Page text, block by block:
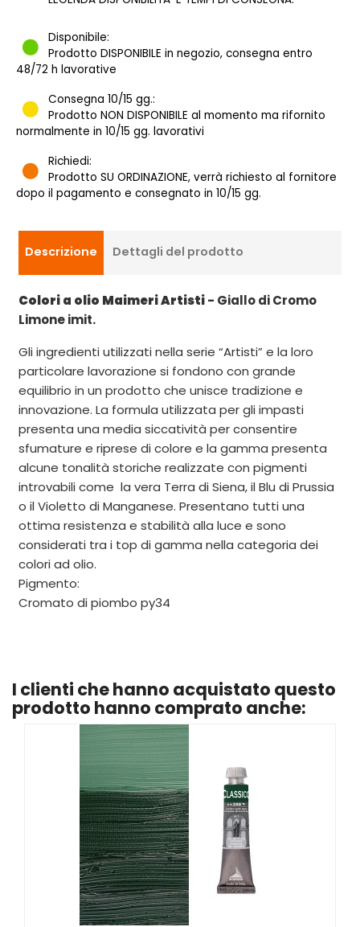
Disponibile:
Prodotto DISPONIBILE in negozio, consegna entro
48/72 h lavorative
Consegna 10/15 gg.:
Prodotto NON DISPONIBILE al momento ma rifornito
normalmente in 10/15 gg. lavorativi
Richiedi:
Prodotto SU ORDINAZIONE, verrà richiesto al fornitore
dopo il pagamento e consegnato in 10/15 gg.
Descrizione Dettagli del prodotto
Colori a olio Maimeri Artisti- Giallo di Cromo
Limone imit.
Gli ingredienti utilizzati nella serie “Artisti” e la loro
particolare lavorazione si fondono con grande
equilibrio in un prodotto che unisce tradizione e
innovazione. La formula utilizzata per gli impasti
presenta una media siccatività per consentire
sfumature e riprese di colore e la gamma presenta
alcune tonalità storiche realizzate con pigmenti
introvabili come la vera Terra di Siena, il Blu di Prussia
o il Violetto di Manganese. Presentano tutti una
ottima resistenza e stabilità alla luce e sono
considerati tra i top di gamma nella categoria dei
colori ad olio.
Pigmento:
Cromato di piombo py34
I clienti che hanno acquistato questo
prodotto hanno comprato anche: